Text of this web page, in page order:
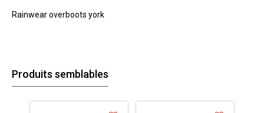
Rainwear overboots york
Produits semblables